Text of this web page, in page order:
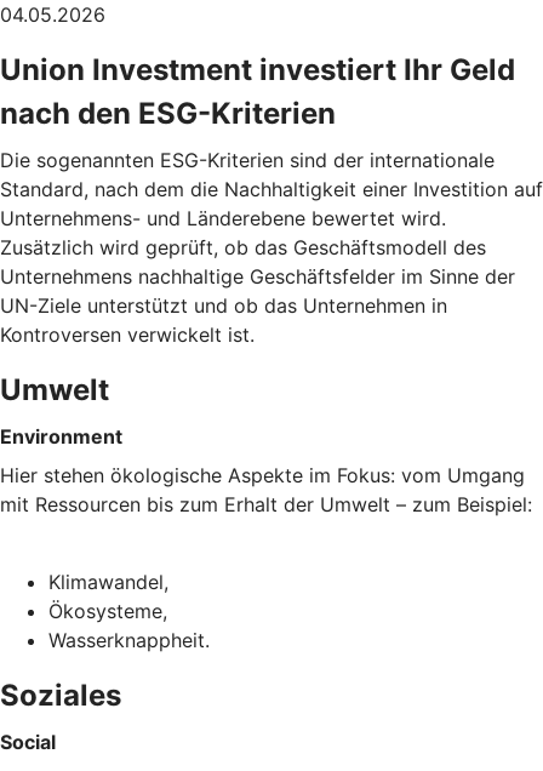
04.05.2026
Union Investment investiert Ihr Geld
nach den ESG-Kriterien
Die sogenannten ESG-Kriterien sind der internationale
Standard, nach dem die Nachhaltigkeit einer Investition auf
Unternehmens- und Länderebene bewertet wird.
Zusätzlich wird geprüft, ob das Geschäftsmodell des
Unternehmens nachhaltige Geschäftsfelder im Sinne der
UN-Ziele unterstützt und ob das Unternehmen in
Kontroversen verwickelt ist.
Umwelt
Environment
Hier stehen ökologische Aspekte im Fokus: vom Umgang
mit Ressourcen bis zum Erhalt der Umwelt – zum Beispiel:
Klimawandel,
Ökosysteme,
Wasserknappheit.
Soziales
Social